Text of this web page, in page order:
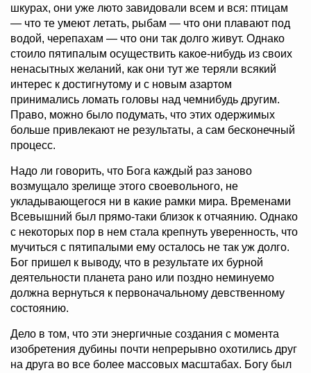
шкурах, они уже люто завидовали всем и вся: птицам
— что те умеют летать, рыбам — что они плавают под
водой, черепахам — что они так долго живут. Однако
стоило пятипалым осуществить какое-нибудь из своих
ненасытных желаний, как они тут же теряли всякий
интерес к достигнутому и с новым азартом
принимались ломать головы над чемнибудь другим.
Право, можно было подумать, что этих одержимых
больше привлекают не результаты, а сам бесконечный
процесс.
Надо ли говорить, что Бога каждый раз заново
возмущало зрелище этого своевольного, не
укладывающегося ни в какие рамки мира. Временами
Всевышний был прямо-таки близок к отчаянию. Однако
с некоторых пор в нем стала крепнуть уверенность, что
мучиться с пятипалыми ему осталось не так уж долго.
Бог пришел к выводу, что в результате их бурной
деятельности планета рано или поздно неминуемо
должна вернуться к первоначальному девственному
состоянию.
Дело в том, что эти энергичные создания с момента
изобретения дубины почти непрерывно охотились друг
на друга во все более массовых масштабах. Богу был